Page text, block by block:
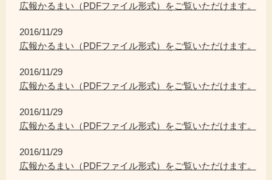
広報かるまい（PDFファイル形式）をご覧いただけます。
2016/11/29
広報かるまい（PDFファイル形式）をご覧いただけます。
2016/11/29
広報かるまい（PDFファイル形式）をご覧いただけます。
2016/11/29
広報かるまい（PDFファイル形式）をご覧いただけます。
2016/11/29
広報かるまい（PDFファイル形式）をご覧いただけます。